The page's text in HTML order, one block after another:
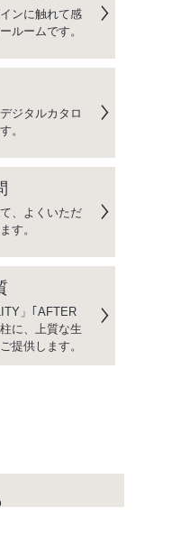
ンに触れて感
ルームです。
ジタルカタロ
。
、よくいただ
す。
」｢AFTER
に、上質な生
提供します。